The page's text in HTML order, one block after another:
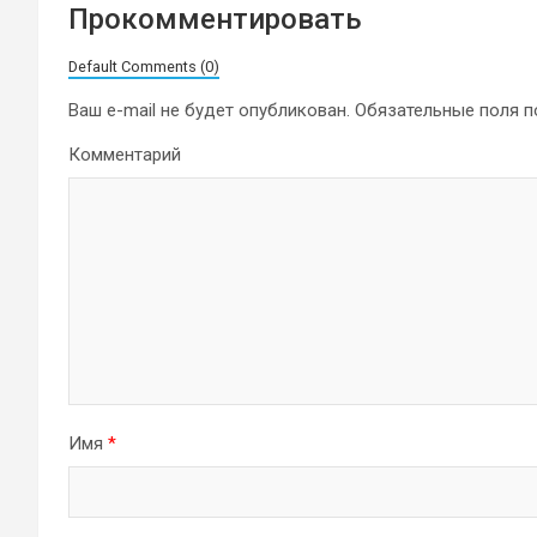
Прокомментировать
Default Comments (0)
Ваш e-mail не будет опубликован. Обязательные поля
Комментарий
Имя *